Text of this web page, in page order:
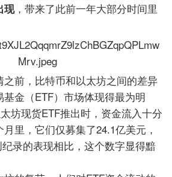
现，带来了此前一年大部分时间里
之前，比特币和以太坊之间的差异
金（ETF）市场体现得最为明
坊现货ETF推出时，资金流入十分
里，它们仅募集了24.1亿美元，
录的表现相比，这个数字显得黯